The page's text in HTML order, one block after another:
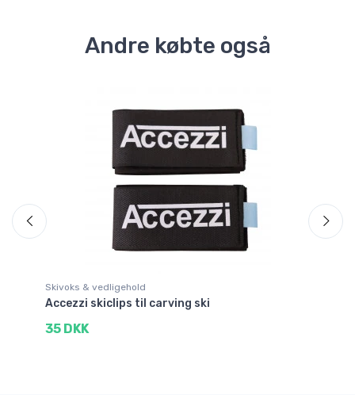
Andre købte også
Skivoks & vedligehold
Accezzi skiclips til carving ski
35 DKK